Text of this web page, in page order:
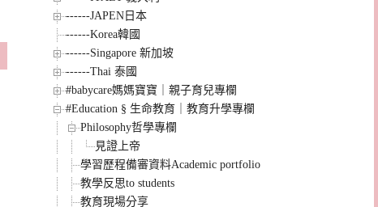
------JAPEN日本
------Korea韓國
------Singapore 新加坡
------Thai 泰國
#babycare媽媽寶寶｜親子育兒專欄
#Education § 生命教育｜教育升學專欄
Philosophy哲學專欄
見證上帝
學習歷程備審資料Academic portfolio
教學反思to students
教育現場分享